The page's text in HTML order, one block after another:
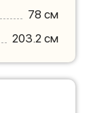
78 см
203.2 см